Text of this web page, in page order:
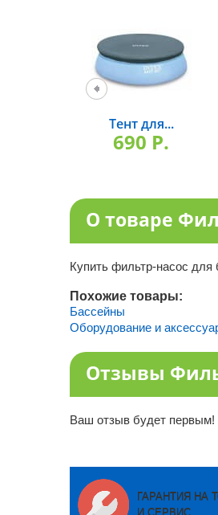
Тент для...
690 P.
О товаре
Купить фильтр-насос для
Похожие товары:
Бассейны
Оборудование и
Отзывы
Ваш отзыв будет первым!
ГАРАНТИЯ НА
И СЕРВИС